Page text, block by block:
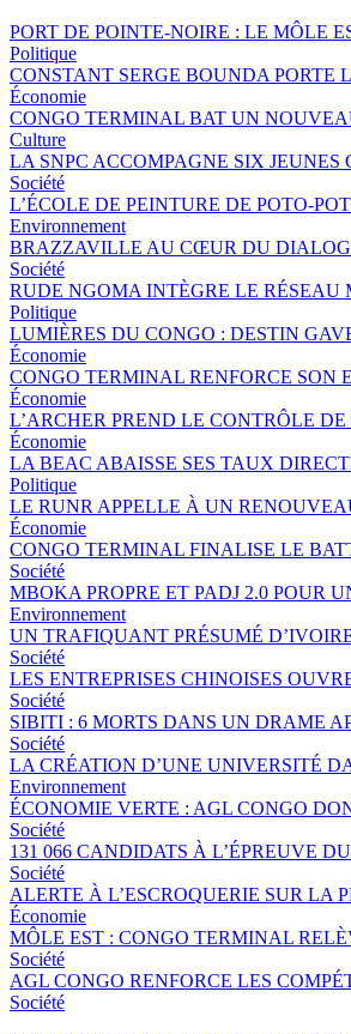
PORT DE POINTE-NOIRE : LE MÔLE
Politique
CONSTANT SERGE BOUNDA PORTE
Économie
CONGO TERMINAL BAT UN
Culture
LA SNPC ACCOMPAGNE SIX
Société
L’ÉCOLE DE PEINTURE DE POTO-
Environnement
BRAZZAVILLE AU CŒUR DU
Société
RUDE NGOMA INTÈGRE LE RÉSEAU
Politique
LUMIÈRES DU CONGO : DESTIN
Économie
CONGO TERMINAL RENFORCE SON
Économie
L’ARCHER PREND LE CONTRÔLE
Économie
LA BEAC ABAISSE SES TAUX
Politique
LE RUNR APPELLE À UN
Économie
CONGO TERMINAL FINALISE LE
Société
MBOKA PROPRE ET PADJ 2.0 POUR
Environnement
UN TRAFIQUANT PRÉSUMÉ
Société
LES ENTREPRISES CHINOISES
Société
SIBITI : 6 MORTS DANS UN DRAME
Société
LA CRÉATION D’UNE UNIVERSITÉ
Environnement
ÉCONOMIE VERTE : AGL CONGO
Société
131 066 CANDIDATS À L’ÉPREUVE
Société
ALERTE À L’ESCROQUERIE SUR LA
Économie
MÔLE EST : CONGO TERMINAL
Société
AGL CONGO RENFORCE LES
Société